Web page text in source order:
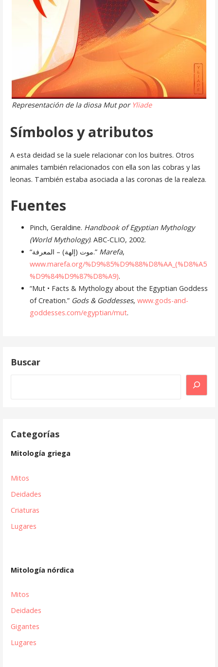
Representación de la diosa Mut por Yliade
Símbolos y atributos
A esta deidad se la suele relacionar con los buitres. Otros
animales también relacionados con ella son las cobras y las
leonas. También estaba asociada a las coronas de la realeza.
Fuentes
Pinch, Geraldine. Handbook of Egyptian Mythology
(World Mythology). ABC-CLIO, 2002.
“موت (إلهة) – المعرفة.” Marefa,
www.marefa.org/%D9%85%D9%88%D8%AA_(%D8%A5
%D9%84%D9%87%D8%A9).
“Mut • Facts & Mythology about the Egyptian Goddess
of Creation.” Gods & Goddesses, www.gods-and-
goddesses.com/egyptian/mut.
Buscar
Categorías
Mitología griega
Mitos
Deidades
Criaturas
Lugares
Mitología nórdica
Mitos
Deidades
Gigantes
Lugares